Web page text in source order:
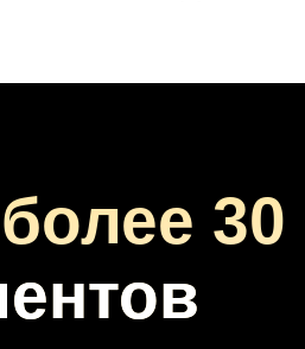
более 30